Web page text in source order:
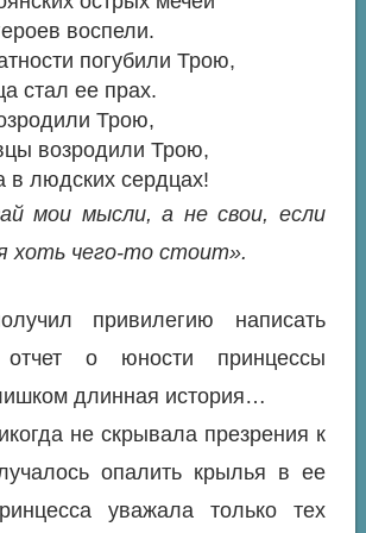
воспели.
погубили Трою,
стал ее прах.
Трою,
возродили Трою,
в людских сердцах!
мои мысли, а не свои, если
хоть чего-то стоит».
привилегию написать
отчет о юности принцессы
длинная история…
не скрывала презрения к
опалить крылья в ее
уважала только тех